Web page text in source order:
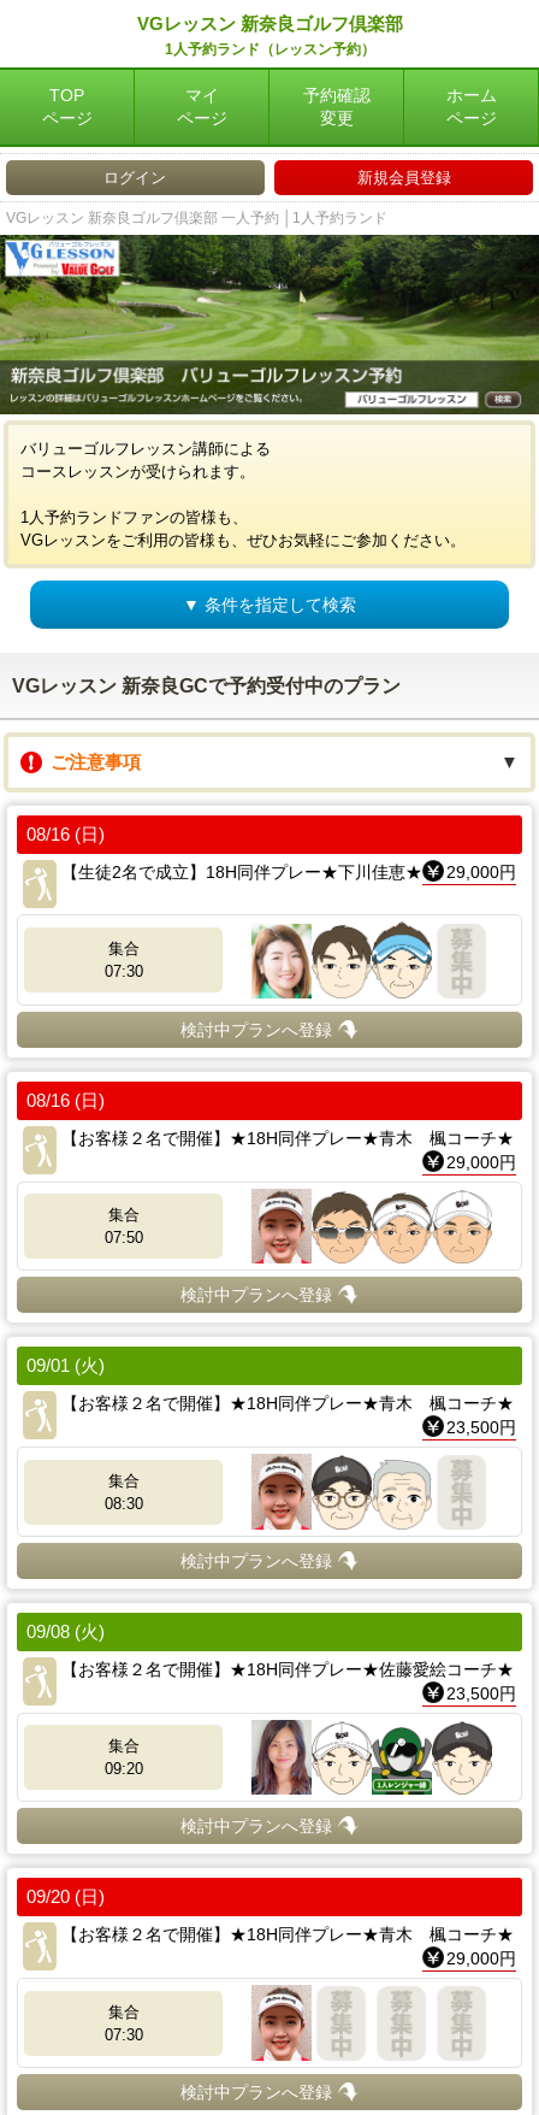
VGレッスン 新奈良ゴルフ倶楽部
1人予約ランド（レッスン予約）
TOP
ページ
マイ
ページ
予約確認
変更
ホーム
ページ
ログイン 新規会員登録
VGレッスン 新奈良ゴルフ倶楽部 一人予約 │1人予約ランド
バリューゴルフレッスン講師による
コースレッスンが受けられます。
1人予約ランドファンの皆様も、
VGレッスンをご利用の皆様も、ぜひお気軽にご参加ください。
▼ 条件を指定して検索
VGレッスン 新奈良GCで予約受付中のプラン
ご注意事項 ▼
08/16 (日)
【生徒2名で成立】18H同伴プレー★下川佳恵★
29,000円
集合
07:30
検討中プランへ登録
08/16 (日)
【お客様２名で開催】★18H同伴プレー★青木 楓コーチ★
29,000円
集合
07:50
検討中プランへ登録
09/01 (火)
【お客様２名で開催】★18H同伴プレー★青木 楓コーチ★
23,500円
集合
08:30
検討中プランへ登録
09/08 (火)
【お客様２名で開催】★18H同伴プレー★佐藤愛絵コーチ★
23,500円
集合
09:20
検討中プランへ登録
09/20 (日)
【お客様２名で開催】★18H同伴プレー★青木 楓コーチ★
29,000円
集合
07:30
検討中プランへ登録